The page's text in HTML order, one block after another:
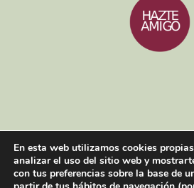
de privacidad
Copyright 2021| Todos los
En esta web utilizamos cookies
analizar el uso del sitio web y
con tus preferencias sobre la base de